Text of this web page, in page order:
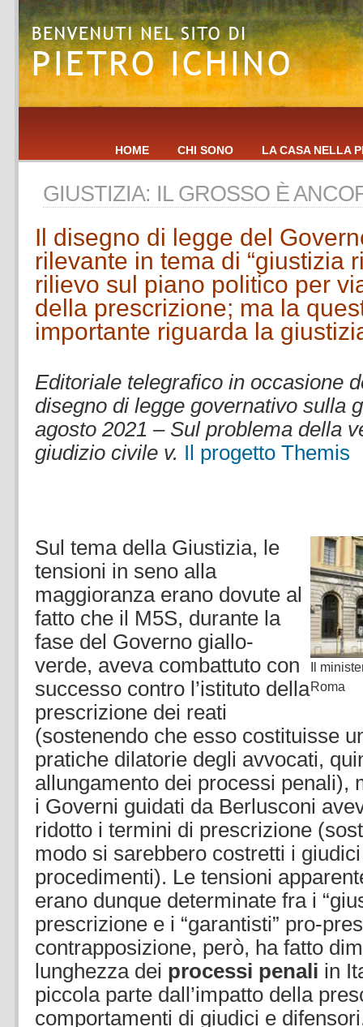
HOME CHI SONO LA CASA NELLA
GIUSTIZIA: IL GROSSO È
Il disegno di legge del
rilevante in tema di “giustizia
rilievo sul piano politico per
della prescrizione; ma la
importante riguarda la
Editoriale telegrafico in occasione
disegno di legge governativo sulla
agosto 2021 – Sul problema della
giudizio civile v. Il progetto Themis
Il
Roma
Sul tema della Giustizia, le
tensioni in seno alla
maggioranza erano dovute al
fatto che il M5S, durante la
fase del Governo giallo-
verde, aveva combattuto con
successo contro l’istituto della
prescrizione dei reati
(sostenendo che esso costituisse
pratiche dilatorie degli avvocati,
allungamento dei processi penali),
i Governi guidati da Berlusconi
ridotto i termini di prescrizione
modo si sarebbero costretti i
procedimenti). Le tensioni
erano dunque determinate fra i
prescrizione e i “garantisti” pro-
contrapposizione, però, ha fatto
lunghezza dei processi penali in
piccola parte dall’impatto della
comportamenti di giudici e